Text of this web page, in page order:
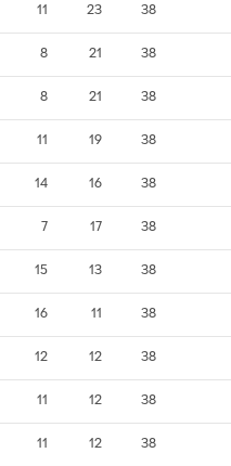
38
23
11
38
21
8
38
21
8
38
19
11
38
16
14
38
17
7
38
13
15
38
11
16
38
12
12
38
12
11
38
12
11